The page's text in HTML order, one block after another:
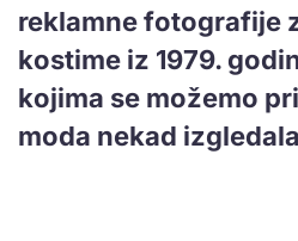
reklamne fotografije
kostime iz 1979.
kojima se možemo
moda nekad